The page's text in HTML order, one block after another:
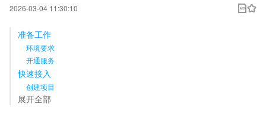
2026-03-04 11:30:10
准备工作
环境要求
开通服务
快速接入
创建项目
展开全部